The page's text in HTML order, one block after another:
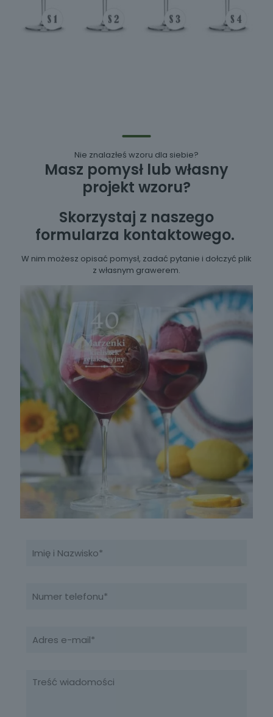
Masz pomysł lub własny
projekt wzoru?
Nie znalazłeś wzoru dla siebie?
Skorzystaj z naszego
formularza kontaktowego.
W nim możesz opisać pomysł, zadać pytanie i dołczyć plik
z własnym grawerem.